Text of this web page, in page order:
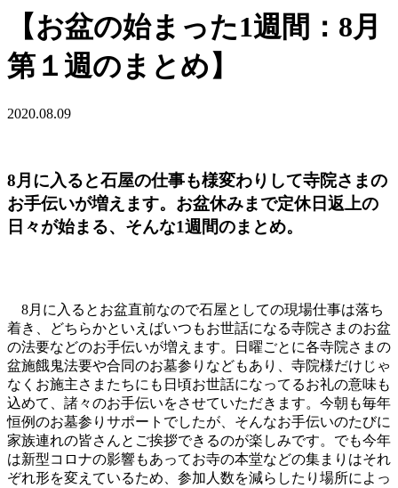
【お盆の始まった1週間：8月
第１週のまとめ】
2020.08.09
8月に入ると石屋の仕事も様変わりして寺院さまの
お手伝いが増えます。お盆休みまで定休日返上の
日々が始まる、そんな1週間のまとめ。
8月に入るとお盆直前なので石屋としての現場仕事は落ち
着き、どちらかといえばいつもお世話になる寺院さまのお盆
の法要などのお手伝いが増えます。日曜ごとに各寺院さまの
盆施餓鬼法要や合同のお墓参りなどもあり、寺院様だけじゃ
なくお施主さまたちにも日頃お世話になってるお礼の意味も
込めて、諸々のお手伝いをさせていただきます。今朝も毎年
恒例のお墓参りサポートでしたが、そんなお手伝いのたびに
家族連れの皆さんとご挨拶できるのが楽しみです。でも今年
は新型コロナの影響もあってお寺の本堂などの集まりはそれ
ぞれ形を変えているため、参加人数を減らしたり場所によっ